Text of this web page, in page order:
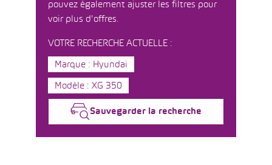
pouvez également ajuster les filtres pour
voir plus d'offres.
VOTRE RECHERCHE ACTUELLE :
Marque : Hyundai
Modèle : XG 350
Sauvegarder la recherche